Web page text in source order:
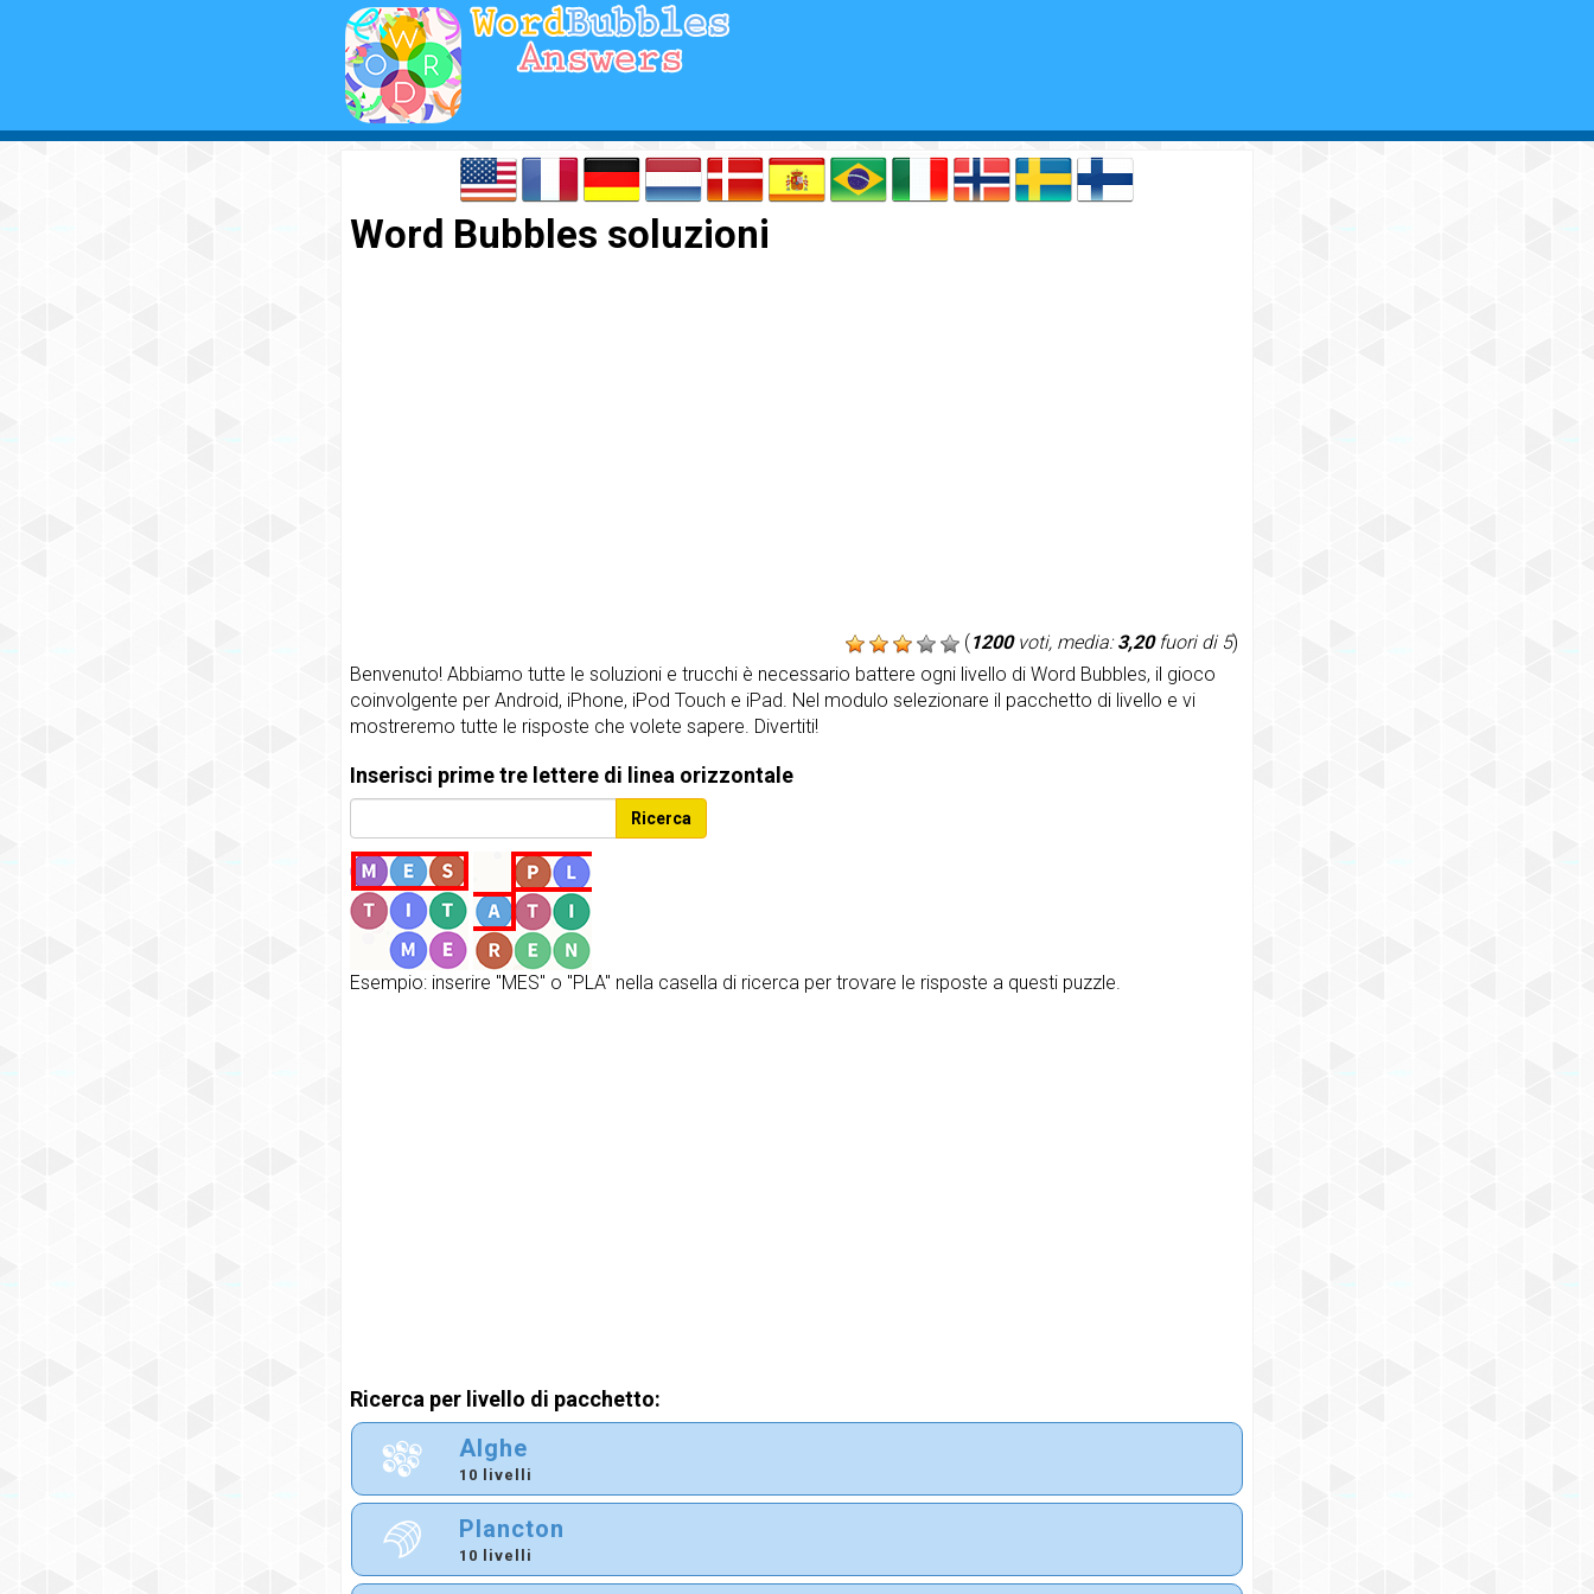
Word Bubbles soluzioni
(1200voti, media:3,20fuori di 5)
Benvenuto! Abbiamo tutte le soluzioni e trucchi è necessario battere ogni livello di Word Bubbles, il gioco
coinvolgente per Android, iPhone, iPod Touch e iPad. Nel modulo selezionare il pacchetto di livello e vi
mostreremo tutte le risposte che volete sapere. Divertiti!
Inserisci prime tre lettere di linea orizzontale
Ricerca
Esempio: inserire "MES" o "PLA" nella casella di ricerca per trovare le risposte a questi puzzle.
Ricerca per livello di pacchetto:
Alghe
10 livelli
Plancton
10 livelli